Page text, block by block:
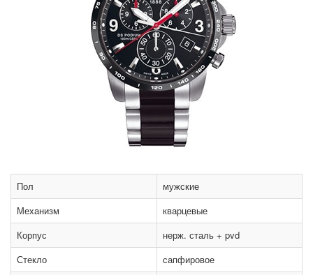
Пол
мужские
Механизм
кварцевые
Корпус
нерж. сталь + pvd
Стекло
сапфировое